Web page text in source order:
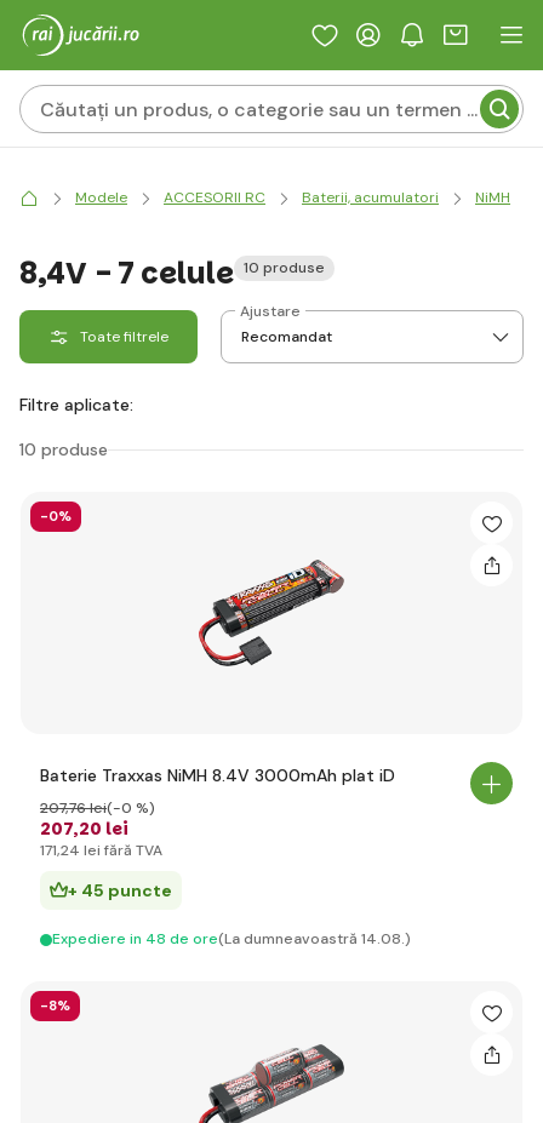
Modele ACCESORII RC Baterii, acumulatori NiMH
8,4V - 7 celule 10 produse
Toate filtrele
Ajustare
Filtre aplicate:
10 produse
-0%
Baterie Traxxas NiMH 8.4V 3000mAh plat iD
207,20 lei
207,76 lei(-0 %)
171,24 lei fără TVA
+ 45 puncte
Expediere in 48 de ore(La dumneavoastră 14.08.)
-8%